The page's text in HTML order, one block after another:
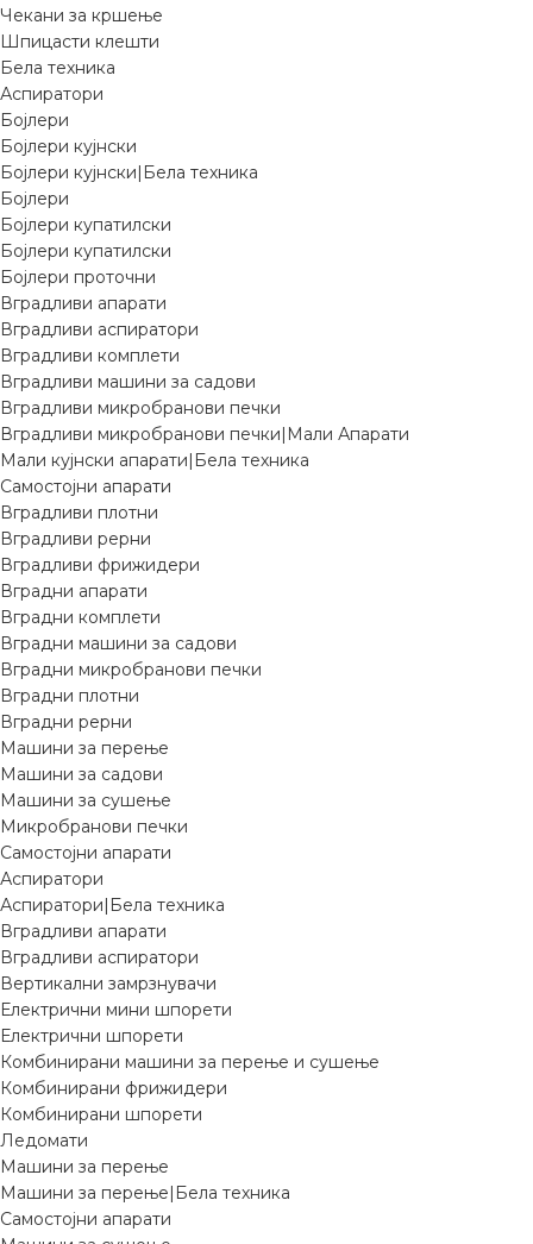
Чекани за кршење
Шпицасти клешти
Бела техника
Аспиратори
Бојлери
Бојлери кујнски
Бојлери кујнски|Бела техника
Бојлери
Бојлери купатилски
Бојлери купатилски
Бојлери проточни
Вградливи апарати
Вградливи аспиратори
Вградливи комплети
Вградливи машини за садови
Вградливи микробранови печки
Вградливи микробранови печки|Мали Апарати
Мали кујнски апарати|Бела техника
Самостојни апарати
Вградливи плотни
Вградливи рерни
Вградливи фрижидери
Вградни апарати
Вградни комплети
Вградни машини за садови
Вградни микробранови печки
Вградни плотни
Вградни рерни
Машини за перење
Машини за садови
Машини за сушење
Микробранови печки
Самостојни апарати
Аспиратори
Аспиратори|Бела техника
Вградливи апарати
Вградливи аспиратори
Вертикални замрзнувачи
Електрични мини шпорети
Електрични шпорети
Комбинирани машини за перење и сушење
Комбинирани фрижидери
Комбинирани шпорети
Ледомати
Машини за перење
Машини за перење|Бела техника
Самостојни апарати